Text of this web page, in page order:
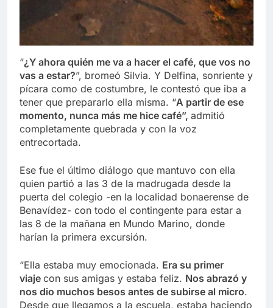
“¿Y ahora quién me va a hacer el café, que vos no
vas a estar?”, bromeó Silvia. Y Delfina, sonriente y
pícara como de costumbre, le contestó que iba a
tener que prepararlo ella misma. “A partir de ese
momento, nunca más me hice café”, admitió
completamente quebrada y con la voz
entrecortada.
Ese fue el último diálogo que mantuvo con ella
quien partió a las 3 de la madrugada desde la
puerta del colegio -en la localidad bonaerense de
Benavídez- con todo el contingente para estar a
las 8 de la mañana en Mundo Marino, donde
harían la primera excursión.
“Ella estaba muy emocionada. Era su primer
viaje con sus amigas y estaba feliz. Nos abrazó y
nos dio muchos besos antes de subirse al micro.
Desde que llegamos a la escuela, estaba haciendo